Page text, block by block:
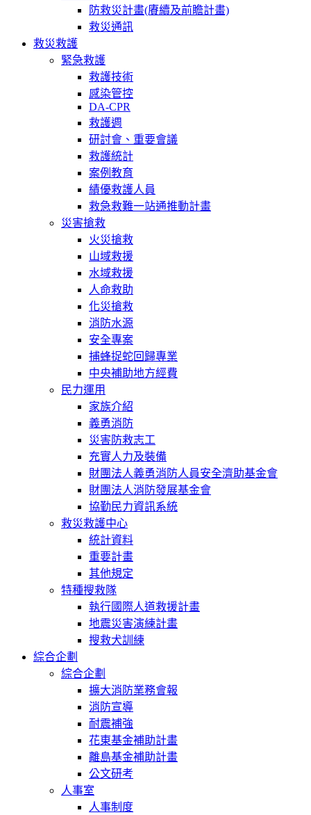
防救災計畫(賡續及前瞻計畫)
救災通訊
救災救護
緊急救護
救護技術
感染管控
DA-CPR
救護週
研討會、重要會議
救護統計
案例教育
績優救護人員
救急救難一站通推動計畫
災害搶救
火災搶救
山域救援
水域救援
人命救助
化災搶救
消防水源
安全專案
捕蜂捉蛇回歸專業
中央補助地方經費
民力運用
家族介紹
義勇消防
災害防救志工
充實人力及裝備
財團法人義勇消防人員安全濟助基金會
財團法人消防發展基金會
協勤民力資訊系統
救災救護中心
統計資料
重要計畫
其他規定
特種搜救隊
執行國際人道救援計畫
地震災害演練計畫
搜救犬訓練
綜合企劃
綜合企劃
擴大消防業務會報
消防宣導
耐震補強
花東基金補助計畫
離島基金補助計畫
公文研考
人事室
人事制度